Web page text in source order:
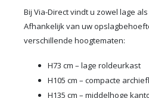
Bij Via-Direct vindt u zowel lage
Afhankelijk van uw
verschillende hoogtematen:
H73 cm – lage roldeurkast
H105 cm – compacte
H135 cm – middelhoge